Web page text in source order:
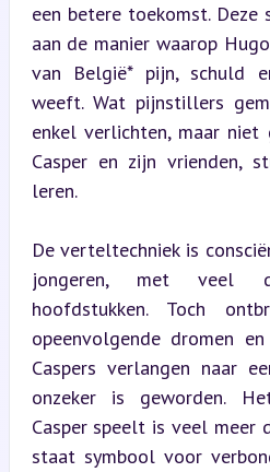
een betere toekomst. Deze
aan de manier waarop
van België* pijn, schuld
weeft. Wat pijnstillers
enkel verlichten, maar
Casper en zijn vrienden,
leren.
De verteltechniek is
jongeren, met veel
hoofdstukken. Toch
opeenvolgende dromen
Caspers verlangen naar
onzeker is geworden.
Casper speelt is veel meer
staat symbool voor